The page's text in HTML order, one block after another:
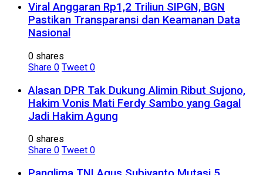
Viral Anggaran Rp1,2 Triliun SIPGN, BGN
Pastikan Transparansi dan Keamanan Data
Nasional
0 shares
Share 0 Tweet 0
Alasan DPR Tak Dukung Alimin Ribut Sujono,
Hakim Vonis Mati Ferdy Sambo yang Gagal
Jadi Hakim Agung
0 shares
Share 0 Tweet 0